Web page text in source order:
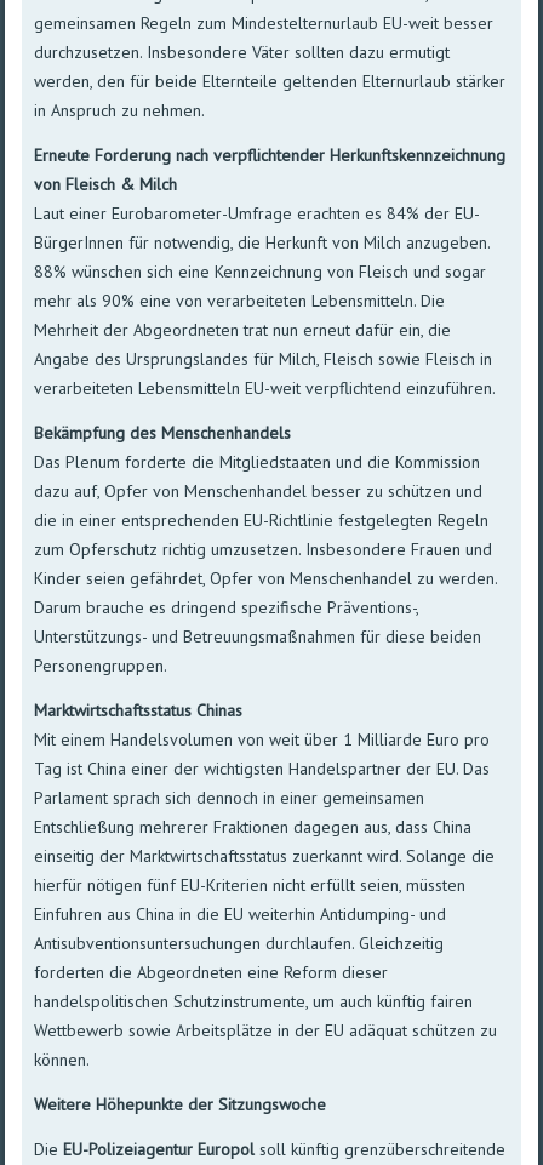
gemeinsamen Regeln zum Mindestelternurlaub EU-weit besser
durchzusetzen. Insbesondere Väter sollten dazu ermutigt
werden, den für beide Elternteile geltenden Elternurlaub stärker
in Anspruch zu nehmen.
Erneute Forderung nach verpflichtender Herkunftskennzeichnung
von Fleisch & Milch
Laut einer Eurobarometer-Umfrage erachten es 84% der EU-
BürgerInnen für notwendig, die Herkunft von Milch anzugeben.
88% wünschen sich eine Kennzeichnung von Fleisch und sogar
mehr als 90% eine von verarbeiteten Lebensmitteln. Die
Mehrheit der Abgeordneten trat nun erneut dafür ein, die
Angabe des Ursprungslandes für Milch, Fleisch sowie Fleisch in
verarbeiteten Lebensmitteln EU-weit verpflichtend einzuführen.
Bekämpfung des Menschenhandels
Das Plenum forderte die Mitgliedstaaten und die Kommission
dazu auf, Opfer von Menschenhandel besser zu schützen und
die in einer entsprechenden EU-Richtlinie festgelegten Regeln
zum Opferschutz richtig umzusetzen. Insbesondere Frauen und
Kinder seien gefährdet, Opfer von Menschenhandel zu werden.
Darum brauche es dringend spezifische Präventions-,
Unterstützungs- und Betreuungsmaßnahmen für diese beiden
Personengruppen.
Marktwirtschaftsstatus Chinas
Mit einem Handelsvolumen von weit über 1 Milliarde Euro pro
Tag ist China einer der wichtigsten Handelspartner der EU. Das
Parlament sprach sich dennoch in einer gemeinsamen
Entschließung mehrerer Fraktionen dagegen aus, dass China
einseitig der Marktwirtschaftsstatus zuerkannt wird. Solange die
hierfür nötigen fünf EU-Kriterien nicht erfüllt seien, müssten
Einfuhren aus China in die EU weiterhin Antidumping- und
Antisubventionsuntersuchungen durchlaufen. Gleichzeitig
forderten die Abgeordneten eine Reform dieser
handelspolitischen Schutzinstrumente, um auch künftig fairen
Wettbewerb sowie Arbeitsplätze in der EU adäquat schützen zu
können.
Weitere Höhepunkte der Sitzungswoche
DieEU-Polizeiagentur Europol soll künftig grenzüberschreitende